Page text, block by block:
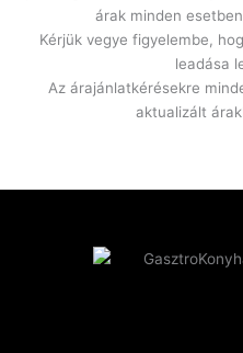
árak minden
Kérjük vegye figyelembe,
leadása
Az árajánlatkérésekre
aktualizált